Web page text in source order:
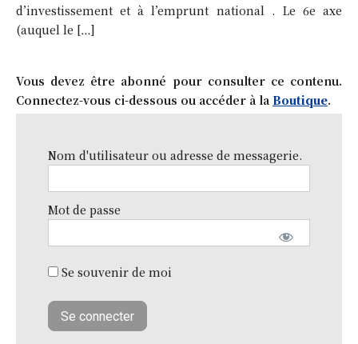
d’investissement et à l’emprunt national . Le 6e axe
(auquel le […]
Vous devez être abonné pour consulter ce contenu.
Connectez-vous ci-dessous ou accéder à la Boutique.
Nom d'utilisateur ou adresse de messagerie.
Mot de passe
Se souvenir de moi